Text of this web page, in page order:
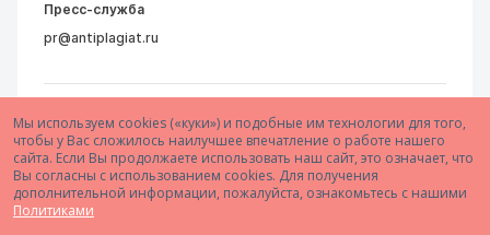
Мы используем cookies («куки») и подобные им технологии для того,
чтобы у Вас сложилось наилучшее впечатление о работе нашего
сайта. Если Вы продолжаете использовать наш сайт, это означает, что
Вы согласны с использованием cookies. Для получения
дополнительной информации, пожалуйста, ознакомьтесь с нашими
Политиками
Пресс-служба
pr@antiplagiat.ru